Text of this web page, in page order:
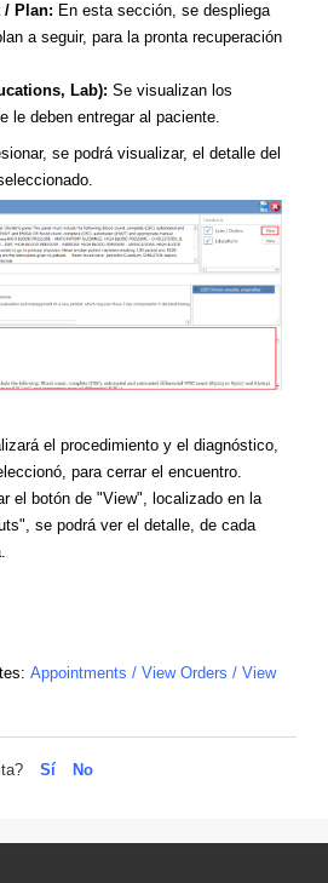
/ Plan: En esta sección, se despliega
a seguir, para la pronta recuperación
Lab): Se visualizan los
le deben entregar al paciente.
se podrá visualizar, el detalle del
el procedimiento y el diagnóstico,
para cerrar el encuentro.
el botón de "View", localizado en la
se podrá ver el detalle, de cada
Appointments / View Orders / View
Sí No